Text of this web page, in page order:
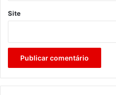
Site